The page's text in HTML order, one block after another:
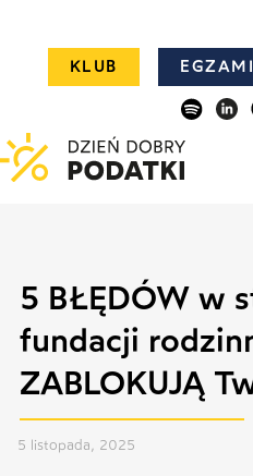
KLUB
5 BŁĘDÓW w
fundacji
ZABLOKUJĄ
5 listopada, 2025